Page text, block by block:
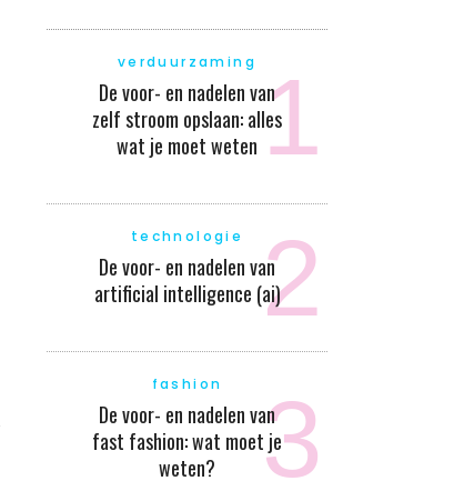
verduurzaming
De voor- en nadelen van
zelf stroom opslaan: alles
wat je moet weten
technologie
De voor- en nadelen van
artificial intelligence (ai)
fashion
De voor- en nadelen van
fast fashion: wat moet je
weten?